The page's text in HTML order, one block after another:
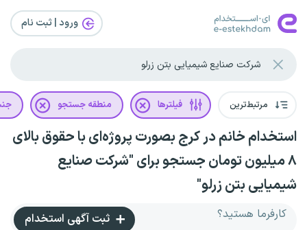
ورود | ثبت‌ نام
مرتبط‌ترین فیلترها منطقه جستجو
استخدام خانم در کرج بصورت پروژه‌ای با حقوق بالای
۸ میلیون تومان جستجو برای "شرکت صنایع
شیمیایی بتن زرلو"
کارفرما هستید؟ ثبت آگهی استخدام